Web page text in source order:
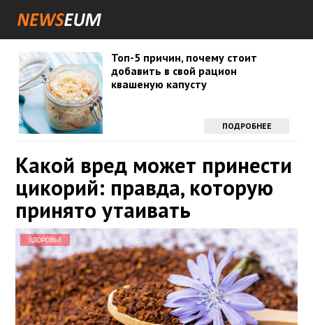
Топ-5 причин, почему стоит
добавить в свой рацион
квашеную капусту
ПОДРОБНЕЕ
Какой вред может принести
цикорий: правда, которую
принято утаивать
ЗДОРОВЬЕ